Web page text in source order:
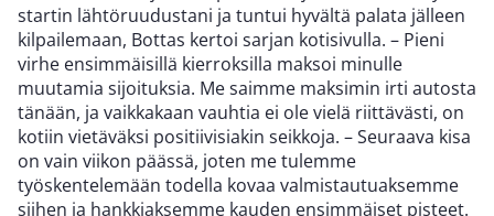
startin lähtöruudustani ja tuntui hyvältä palata jälleen
kilpailemaan, Bottas kertoi sarjan kotisivulla. – Pieni
virhe ensimmäisillä kierroksilla maksoi minulle
muutamia sijoituksia. Me saimme maksimin irti autosta
tänään, ja vaikkakaan vauhtia ei ole vielä riittävästi, on
kotiin vietäväksi positiivisiakin seikkoja. – Seuraava kisa
on vain viikon päässä, joten me tulemme
työskentelemään todella kovaa valmistautuaksemme
siihen ja hankkiaksemme kauden ensimmäiset pisteet.